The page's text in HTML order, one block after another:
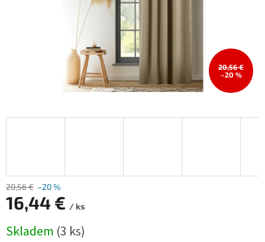
20,56 €
–20 %
20,56 € –20 %
16,44 € / ks
cena:
Skladem (3 ks)